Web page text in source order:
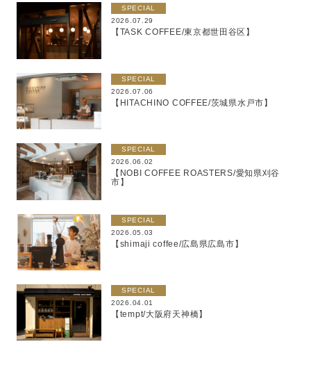
SPECIAL
2026.07.29
【TASK COFFEE/東京都世田谷区】
SPECIAL
2026.07.06
【HITACHINO COFFEE/茨城県水戸市】
SPECIAL
2026.06.02
【NOBI COFFEE ROASTERS/愛知県刈谷
市】
SPECIAL
2026.05.03
【shimaji coffee/広島県広島市】
SPECIAL
2026.04.01
【tempt/大阪府天神橋】